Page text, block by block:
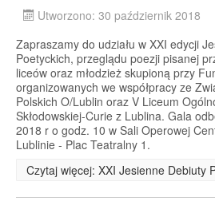
Utworzono: 30 październik 2018
Zapraszamy do udziału w XXI edycji
Poetyckich, przeglądu poezji pisanej
liceów oraz młodzież skupioną przy
organizowanych we współpracy ze
Polskich O/Lublin oraz V Liceum
Skłodowskiej-Curie z Lublina. Gala
2018 r o godz. 10 w Sali Operowej
Lublinie - Plac Teatralny 1.
Czytaj więcej: XXI Jesienne Debiuty